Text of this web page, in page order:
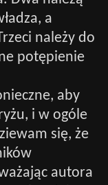
a
należy do
potępienie
aby
i w ogóle
się, że
autora